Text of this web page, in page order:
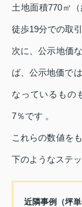
土地面積770㎡
徒歩19分での取
次に、公示地価
ば、公示地価で
なっているもの
7％です 。
これらの数値を
下のようなステ
近隣事例（坪